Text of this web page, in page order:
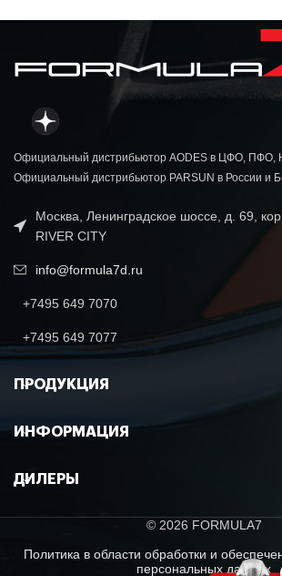
Официальный дистрибьютор AODES в ЦФО,
Официальный дистрибьютор PARSUN в России и
Москва, Ленинградское шоссе, д. 69,
RIVER CITY
info@formula7d.ru
+7495 649 7070
+7495 649 7077
ПРОДУКЦИЯ
ИНФОРМАЦИЯ
ДИЛЕРЫ
© 2026 FORMULA7
Политика в области обработки и
персональных данных